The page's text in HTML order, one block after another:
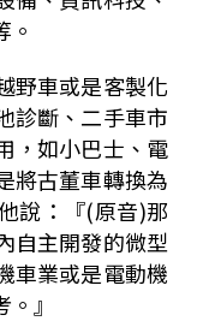
野車或是客製化
診斷、二手車市
，如小巴士、電
將古董車轉換為
說：『(原音)那
自主開發的微型
車業或是電動機
』